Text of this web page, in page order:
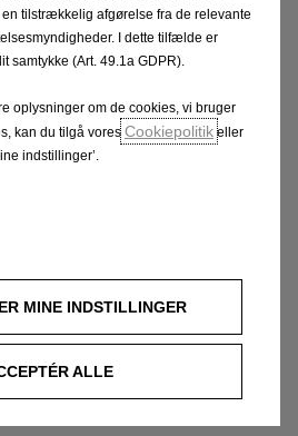
|Hurtig levering
2.145 kr.
tilstrækkelig afgørelse fra de relevante
I dette tilfælde er
samtykke (Art. 49.1a GDPR).
oplysninger om de cookies, vi bruger
kan du tilgå vores Cookiepolitik eller
indstillinger’.
MINE INDSTILLINGER
ALLE